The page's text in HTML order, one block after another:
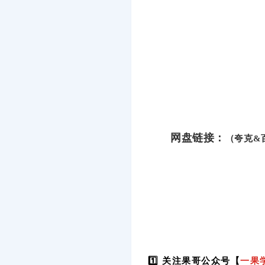
网盘链接： （夸克&
1️⃣ 关注果哥公众号【一果